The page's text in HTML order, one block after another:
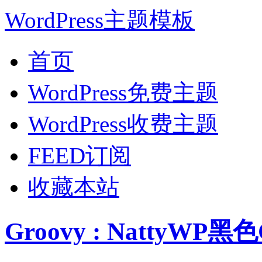
WordPress主题模板
首页
WordPress免费主题
WordPress收费主题
FEED订阅
收藏本站
Groovy : NattyWP黑